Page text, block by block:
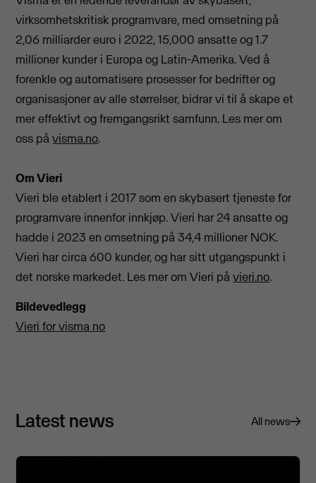
virksomhetskritisk programvare, med omsetning på
2,06 milliarder euro i 2022, 15,000 ansatte og 1.7
millioner kunder i Europa og Latin-Amerika. Ved å
forenkle og automatisere prosesser for bedrifter og
organisasjoner av alle størrelser, bidrar vi til å skape et
mer effektivt og fremgangsrikt samfunn. Les mer om
oss påvisma.no.
Om Vieri
Vieri ble etablert i 2017 som en skybasert tjeneste for
programvare innenfor innkjøp. Vieri har 24 ansatte og
hadde i 2023 en omsetning på 34,4 millioner NOK.
Vieri har circa 600 kunder, og har sitt utgangspunkt i
det norske markedet. Les mer om Vieri påvieri.no.
Bildevedlegg
Vieri for visma no
Latest news All news